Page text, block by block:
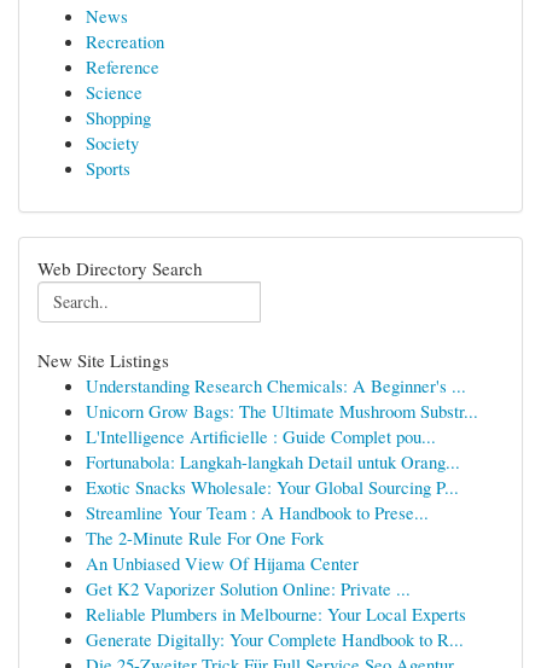
News
Recreation
Reference
Science
Shopping
Society
Sports
Web Directory Search
New Site Listings
Understanding Research Chemicals: A Beginner's ...
Unicorn Grow Bags: The Ultimate Mushroom Substr...
L'Intelligence Artificielle : Guide Complet pou...
Fortunabola: Langkah-langkah Detail untuk Orang...
Exotic Snacks Wholesale: Your Global Sourcing P...
Streamline Your Team : A Handbook to Prese...
The 2-Minute Rule For One Fork
An Unbiased View Of Hijama Center
Get K2 Vaporizer Solution Online: Private ...
Reliable Plumbers in Melbourne: Your Local Experts
Generate Digitally: Your Complete Handbook to R...